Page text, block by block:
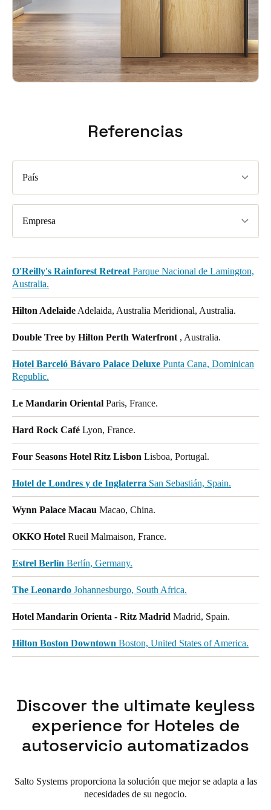
Referencias
País
Empresa
O'Reilly's Rainforest Retreat Parque Nacional de Lamington,
Australia.
Hilton Adelaide Adelaida, Australia Meridional, Australia.
Double Tree by Hilton Perth Waterfront , Australia.
Hotel Barceló Bávaro Palace Deluxe Punta Cana, Dominican
Republic.
Le Mandarin Oriental Paris, France.
Hard Rock Café Lyon, France.
Four Seasons Hotel Ritz Lisbon Lisboa, Portugal.
Hotel de Londres y de Inglaterra San Sebastián, Spain.
Wynn Palace Macau Macao, China.
OKKO Hotel Rueil Malmaison, France.
Estrel Berlín Berlín, Germany.
The Leonardo Johannesburgo, South Africa.
Hotel Mandarin Orienta - Ritz Madrid Madrid, Spain.
Hilton Boston Downtown Boston, United States of America.
Discover the ultimate keyless
experience for Hoteles de
autoservicio automatizados
Salto Systems proporciona la solución que mejor se adapta a las
necesidades de su negocio.